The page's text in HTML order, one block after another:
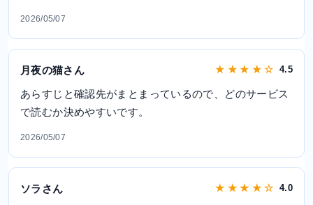
2026/05/07
月夜の猫さん ★ ★ ★ ★ ☆ 4.5
あらすじと確認先がまとまっているので、どのサービス
で読むか決めやすいです。
2026/05/07
ソラさん ★ ★ ★ ★ ☆ 4.0